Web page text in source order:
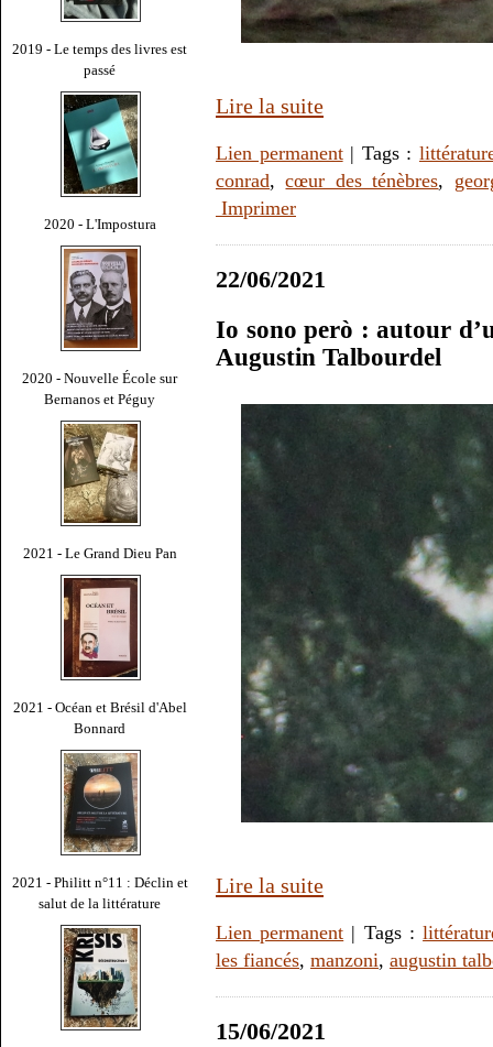
2019 - Le temps des livres est
passé
2020 - L'Impostura
2020 - Nouvelle École sur
Bernanos et Péguy
2021 - Le Grand Dieu Pan
2021 - Océan et Brésil d'Abel
Bonnard
2021 - Philitt n°11 : Déclin et
salut de la littérature
Lire la suite
Lien permanent| Tags :
conrad,cœur des ténèbres,
Imprimer
22/06/2021
Io sono però : autour
Augustin Talbourdel
Lire la suite
Lien permanent | Tags :
les fiancés, manzoni, augustin
15/06/2021